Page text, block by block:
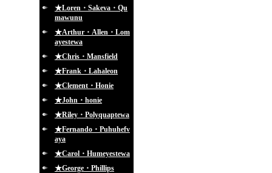
★Loren・Sakeva・Qu
mawunu
★Arthur・Allen・Lom
ayestewa
★Chris・Mansfield
★Frank・Lahaleon
★Clement・Honie
★John・honie
★Riley・Polyquaptewa
★Fernando・Puhuhefv
aya
★Carol・Humeyestewa
★George・Phillips